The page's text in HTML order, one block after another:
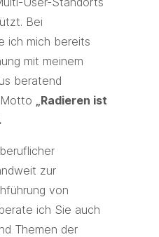
Bei
ich mich bereits
mit meinem
beratend
„Radieren ist
zur
von
ich Sie auch
Themen der